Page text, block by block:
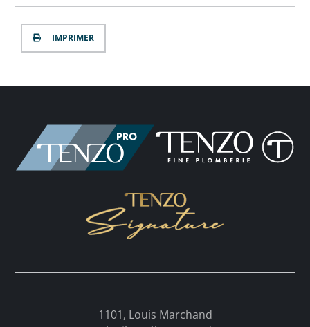
IMPRIMER
1101, Louis Marchand